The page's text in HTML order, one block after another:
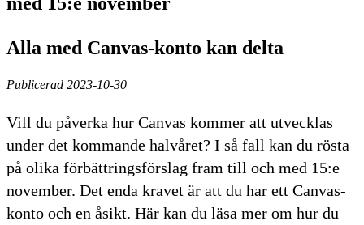
Alla med Canvas-konto kan delta
Publicerad 2023-10-30
Vill du påverka hur Canvas kommer att utvecklas
under det kommande halvåret? I så fall kan du rösta
på olika förbättringsförslag fram till och med 15:e
november. Det enda kravet är att du har ett Canvas-
konto och en åsikt. Här kan du läsa mer om hur du